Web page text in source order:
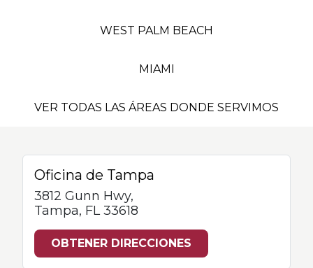
WEST PALM BEACH
MIAMI
VER TODAS LAS ÁREAS DONDE SERVIMOS
Oficina de Tampa
3812 Gunn Hwy,
Tampa, FL 33618
OBTENER DIRECCIONES